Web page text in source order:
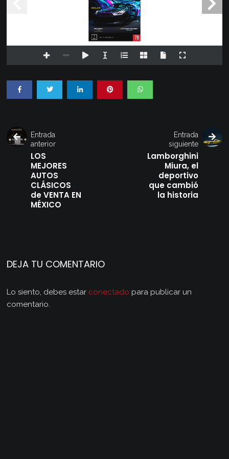
79
ASTON MARTIN
LOS MEJORES VIDEOJUEGOS
KIA RIO
Entrada
anterior
LOS
MEJORES
AUTOS
CLÁSICOS
de VENTA EN
MÉXICO
Entrada
siguiente
Lamborghini
Miura, el
deportivo
que cambió
la historia
DEJA TU COMENTARIO
Lo siento, debes estar conectado para publicar un
comentario.